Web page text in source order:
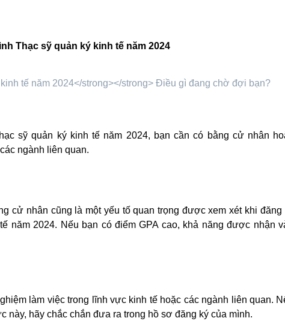
Thạc sỹ quản ký kinh tế năm 2024
sỹ quản ký kinh tế năm 2024, bạn cần có bằng cử nhân
ngành liên quan.
cử nhân cũng là một yếu tố quan trọng được xem xét khi đăng
năm 2024. Nếu bạn có điểm GPA cao, khả năng được nhận
làm việc trong lĩnh vực kinh tế hoặc các ngành liên quan.
này, hãy chắc chắn đưa ra trong hồ sơ đăng ký của mình.